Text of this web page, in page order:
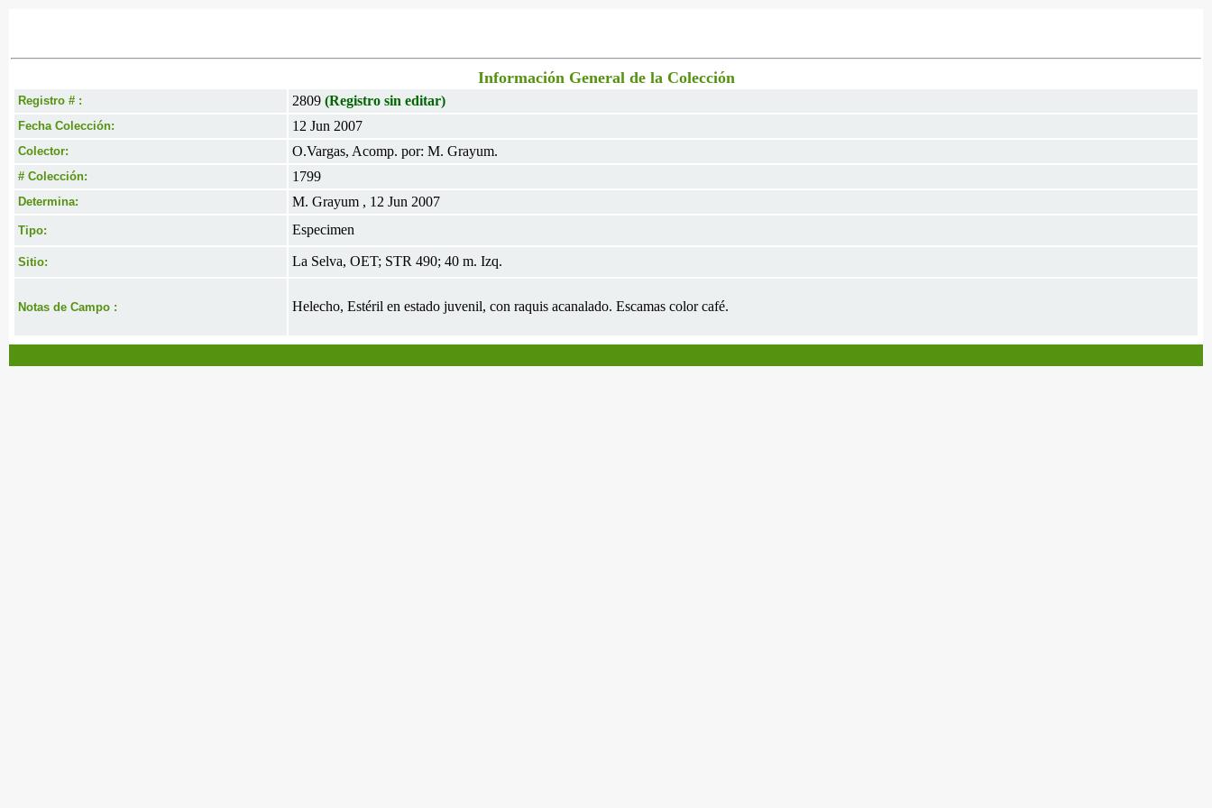
Información General de la Colección
Registro # : 2809 (Registro sin editar)
Fecha Colección: 12 Jun 2007
Colector: O.Vargas, Acomp. por: M. Grayum.
# Colección: 1799
Determina: M. Grayum , 12 Jun 2007
Tipo: Especimen
Sitio: La Selva, OET; STR 490; 40 m. Izq.
Notas de Campo : Helecho, Estéril en estado juvenil, con raquis acanalado. Escamas color café.